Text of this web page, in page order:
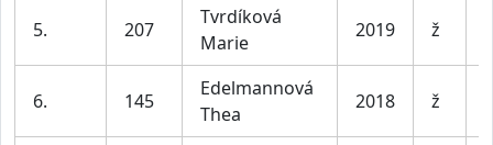
5. 207
Tvrdíková
Marie
2019 ž
6. 145
Edelmannová
Thea
2018 ž